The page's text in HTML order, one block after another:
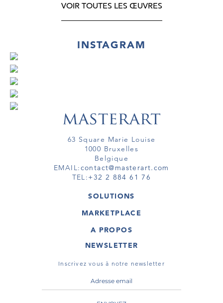
VOIR TOUTES LES ŒUVRES
INSTAGRAM
63 Square Marie Louise
1000 Bruxelles
Belgique
EMAIL:contact@masterart.com
TEL:+32 2 884 61 76
SOLUTIONS
GALERIE
ARTISTE
TOUR VIRTUEL
MARKETPLACE
OEUVRES D'ART
TOURS VIRTUELS
A PROPOS
MASTERART
CONDITIONS GÉNÉRALES
NEWSLETTER
Inscrivez vous à notre newsletter